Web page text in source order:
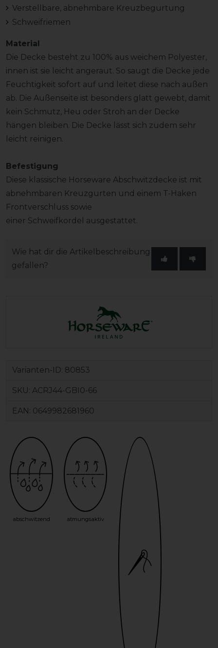
Verstellbare, abnehmbare Kreuzbegurtung
Schweifriemen
Material
Die Decke besteht zu 100% aus weichem Polyester,
innen ist sie leicht angeraut. So saugt die Decke jede
Feuchtigkeit sofort auf und leitet diese nach außen
ab. Die Außenseite ist besonders glatt gewebt, damit
kein Schmutz, Heu oder Stroh an der Decke
hängen bleiben. Die Decke lässt sich zudem sehr
leicht reinigen.
Befestigung
Diese klassische Horseware Abschwitzdecke ist mit
abnehmbaren Kreuzgurten und einem T-Haken
Frontverschluss sowie
einer Schweifkordel ausgestattet.
Wie hat dir die Artikelbeschreibung
gefallen?
Varianten-ID: 80853
SKU: ACRJ44-GBI0-66
EAN: 0649982681960
abschwitzend atmungsaktiv